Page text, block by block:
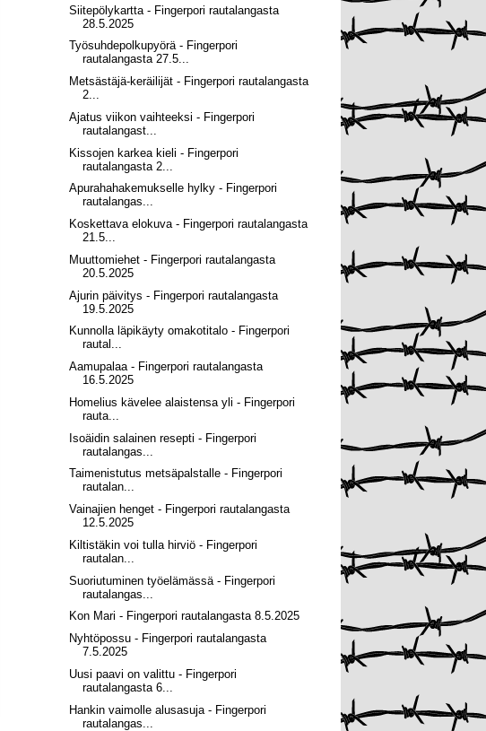
Siitepölykartta - Fingerpori rautalangasta
28.5.2025
Työsuhdepolkupyörä - Fingerpori
rautalangasta 27.5...
Metsästäjä-keräilijät - Fingerpori rautalangasta
2...
Ajatus viikon vaihteeksi - Fingerpori
rautalangast...
Kissojen karkea kieli - Fingerpori
rautalangasta 2...
Apurahahakemukselle hylky - Fingerpori
rautalangas...
Koskettava elokuva - Fingerpori rautalangasta
21.5...
Muuttomiehet - Fingerpori rautalangasta
20.5.2025
Ajurin päivitys - Fingerpori rautalangasta
19.5.2025
Kunnolla läpikäyty omakotitalo - Fingerpori
rautal...
Aamupalaa - Fingerpori rautalangasta
16.5.2025
Homelius kävelee alaistensa yli - Fingerpori
rauta...
Isoäidin salainen resepti - Fingerpori
rautalangas...
Taimenistutus metsäpalstalle - Fingerpori
rautalan...
Vainajien henget - Fingerpori rautalangasta
12.5.2025
Kiltistäkin voi tulla hirviö - Fingerpori
rautalan...
Suoriutuminen työelämässä - Fingerpori
rautalangas...
Kon Mari - Fingerpori rautalangasta 8.5.2025
Nyhtöpossu - Fingerpori rautalangasta
7.5.2025
Uusi paavi on valittu - Fingerpori
rautalangasta 6...
Hankin vaimolle alusasuja - Fingerpori
rautalangas...